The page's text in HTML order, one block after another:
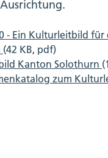
- Ein Kulturleitbild
(42 KB, pdf)
Kanton Solothurn
zum